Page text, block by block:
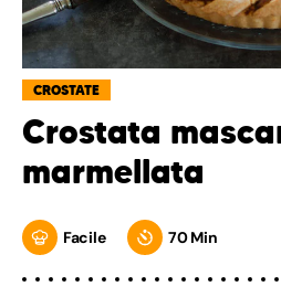
CROSTATE
Crostata
marmellata
Facile 70 Min